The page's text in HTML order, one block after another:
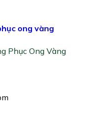
ong vàng
Phục Ong Vàng